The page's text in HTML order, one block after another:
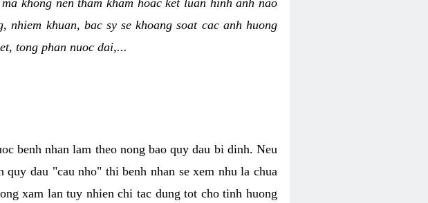
khong nen tham kham hoac ket luan hinh anh nao
khuan, bac sy se khoang soat cac anh huong
tong phan nuoc dai,...
benh nhan lam theo nong bao quy dau bi dinh. Neu
dau "cau nho" thi benh nhan se xem nhu la chua
xam lan tuy nhien chi tac dung tot cho tinh huong